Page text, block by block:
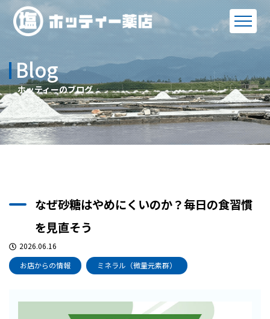
Blog
ホッティーのブログ
なぜ砂糖はやめにくいのか？毎日の食習慣
を見直そう
2026.06.16
お店からの情報
ミネラル（微量元素群）